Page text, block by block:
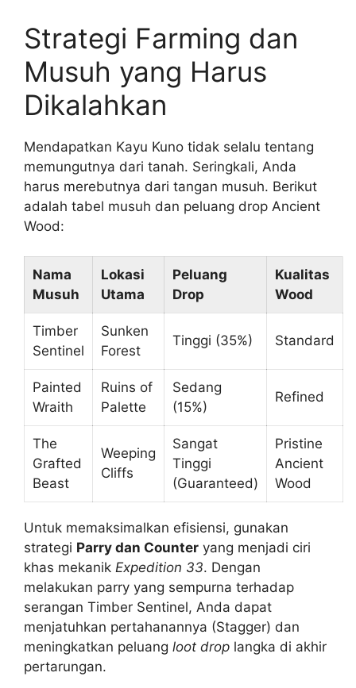
Strategi Farming dan
Musuh yang Harus
Dikalahkan
Mendapatkan Kayu Kuno tidak selalu tentang
memungutnya dari tanah. Seringkali, Anda
harus merebutnya dari tangan musuh. Berikut
adalah tabel musuh dan peluang drop Ancient
Wood:
Nama
Musuh
Lokasi
Utama
Peluang
Drop
Kualitas
Wood
Timber
Sentinel
Sunken
Forest
Tinggi (35%) Standard
Painted
Wraith
Ruins of
Palette
Sedang
(15%)
Refined
The
Grafted
Beast
Weeping
Cliffs
Sangat
Tinggi
(Guaranteed)
Pristine
Ancient
Wood
Untuk memaksimalkan efisiensi, gunakan
strategi Parry dan Counter yang menjadi ciri
khas mekanik Expedition 33. Dengan
melakukan parry yang sempurna terhadap
serangan Timber Sentinel, Anda dapat
menjatuhkan pertahanannya (Stagger) dan
meningkatkan peluang loot drop langka di akhir
pertarungan.